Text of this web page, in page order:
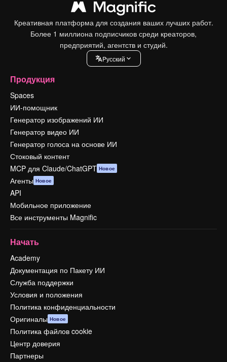
Креативная платформа для создания ваших лучших работ.
Более 1 миллиона подписчиков среди креаторов,
предприятий, агентств и студий.
Pусский
Продукция
Spaces
ИИ-помощник
Генератор изображений ИИ
Генератор видео ИИ
Генератор голоса на основе ИИ
Стоковый контент
MCP для Claude/ChatGPT Новое
Агенты Новое
API
Мобильное приложение
Все инструменты Magnific
Начать
Academy
Документация по Пакету ИИ
Служба поддержки
Условия и положения
Политика конфиденциальности
Оригиналы Новое
Политика файлов cookie
Центр доверия
Партнеры